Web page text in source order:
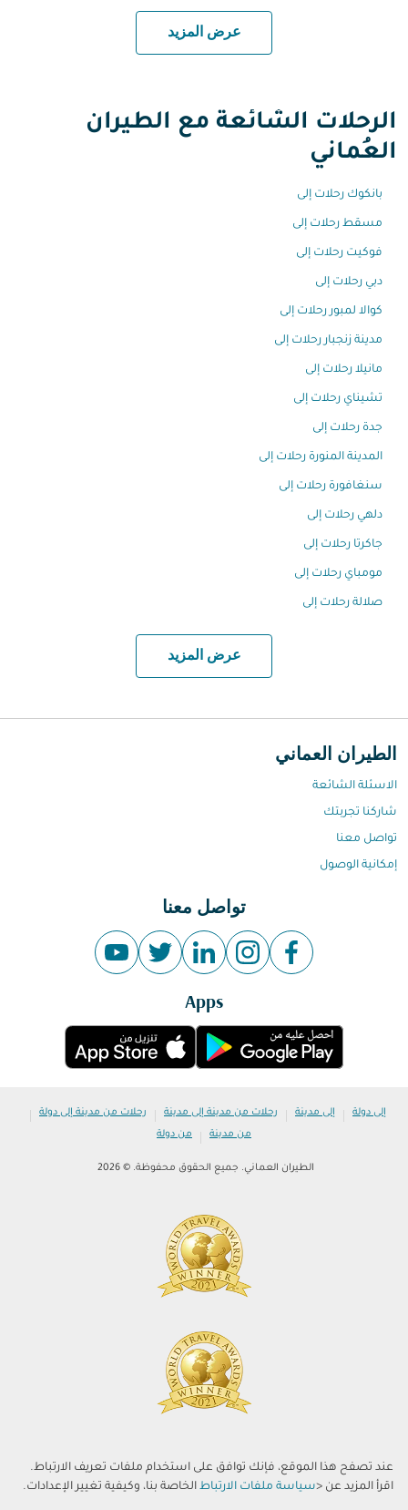
عند تصفح هذا الموقع، فإنك توافق على استخدام ملفات تعريف الارتباط.
اقرأ المزيد عن <سياسة ملفات الارتباط الخاصة بنا، وكيفية تغيير الإعدادات.
عرض المزيد
الرحلات الشائعة مع الطيران
العُماني
بانكوك رحلات إلى
مسقط رحلات إلى
فوكيت رحلات إلى
دبي رحلات إلى
كوالا لمبور رحلات إلى
مدينة زنجبار رحلات إلى
مانيلا رحلات إلى
تشيناي رحلات إلى
جدة رحلات إلى
المدينة المنورة رحلات إلى
سنغافورة رحلات إلى
دلهي رحلات إلى
جاكرتا رحلات إلى
مومباي رحلات إلى
صلالة رحلات إلى
عرض المزيد
الطيران العماني
الاسئلة الشائعة
شاركنا تجربتك
تواصل معنا
إمكانية الوصول
تواصل معنا
Apps
إلى دولة | إلى مدينة | رحلات من مدينة إلى مدينة | رحلات من مدينة إلى دولة |
من مدينة | من دولة
الطيران العماني. جميع الحقوق محفوظة. © 2026